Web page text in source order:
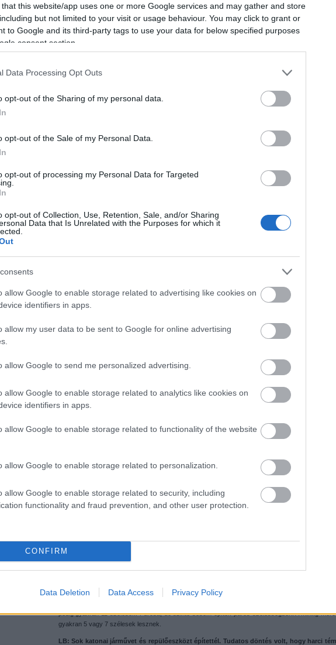
that this website/app uses one or more Google services and may gather and store
but not limited to your visit or usage behaviour. You may click to grant or
to Google and its third-party tags to use your data for below specified purposes
consent section.
Data Processing Opt Outs
opt-out of the Sharing of my personal data.
opt-out of the Sale of my Personal Data.
opt-out of processing my Personal Data for Targeted
opt-out of Collection, Use, Retention, Sale, and/or Sharing
Data that Is Unrelated with the Purposes for which it
allow Google to enable storage related to advertising like cookies on
identifiers in apps.
allow my user data to be sent to Google for online advertising
allow Google to send me personalized advertising.
allow Google to enable storage related to analytics like cookies on
identifiers in apps.
allow Google to enable storage related to functionality of the website
allow Google to enable storage related to personalization.
allow Google to enable storage related to security, including
functionality and fraud prevention, and other user protection.
CONFIRM
Data Deletion Data Access Privacy Policy
árak
a piaci
LEGO, van
most ilyen
El lehet
833
el véle!
használtan
17:50 )
LB: Mit építettél gyerekként? A meglevő készleteidet módosítgattad, vagy próbáltál
építeni?
RS: A legtöbb készletem legfeljebb egy-két hétig volt egyben, mielőtt szétszedtem, hogy valami
Mindenfélét építettem, sok autót és repülőt, de olyan dolgokat is, amit a tévében
Transformerem volt. Ami viszont kimaradt, az a minifig méretű város.
RS: Sok embert ismerek, akik “sötét korszakon” mentek keresztül. Én nem. Sohasem
Amikor egyetemre jártam, nem volt túl sok időm és pénzem, szóval egy pár évig nem
RS: Néha azt mondják rám, hogy régimódi vagyok. A modelljeimen általában látszanak a
lapokkal és félpöcöknyi eltolással hozom létre csilivili görbített elemek helyett. Ebben az
nem különböznek a régebbiektől. Azt hiszem, sokat finomodtam az évek alatt. Például sok
olyan részek, amik oldalra állítva vagy fejjel lefelé vannak ráépítve, de ránézésre nem
emlékszem, építettem autókat. Repülőket pedig akkor kezdtem, amikor tinédzserként láttam a
LB: Milyen autókat építesz leginkább? Melyik a kedvenc szélességed?
RS: Sok klasszikus amerikai autót építettem, de igyekszem különböző dolgokat kipróbálni,
európai kocsit készítettem. Nem nagyon válogatok az autó származása szerint, ha tetszik az
szélességem. Szeretem, ha az autóim mérete nagyjából egyforma. Évekkel ezelőtt
méretarányt, mert ekkora kerekeim voltak akkoriban. Így aztán a kisebb autók 9 stud
pedig gyakran 11 szélesek. Furcsa, de szinte sosem építek páros szélességben. A minifig
gyakran 5 vagy 7 szélesek lesznek.
LB: Sok katonai járművet és repülőeszközt építettél. Tudatos döntés volt, hogy harci